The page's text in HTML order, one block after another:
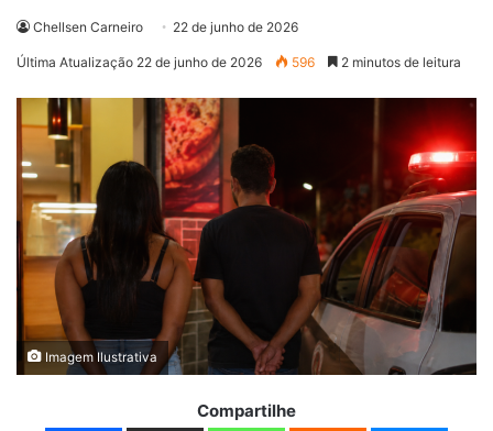
Chellsen Carneiro 22 de junho de 2026
Última Atualização 22 de junho de 2026 596 2 minutos de leitura
Imagem Ilustrativa
Compartilhe